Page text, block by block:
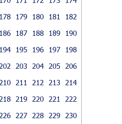
178 179 180 181
182
186 187 188 189
190
194 195 196 197
198
202 203 204 205
206
210 211 212 213
214
218 219 220 221
222
226 227 228 229
230